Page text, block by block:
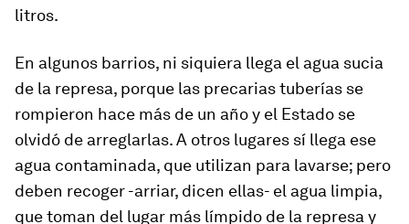
litros.
En algunos barrios, ni siquiera llega el agua sucia
de la represa, porque las precarias tuberías se
rompieron hace más de un año y el Estado se
olvidó de arreglarlas. A otros lugares sí llega ese
agua contaminada, que utilizan para lavarse; pero
deben recoger -arriar, dicen ellas- el agua limpia,
que toman del lugar más límpido de la represa y